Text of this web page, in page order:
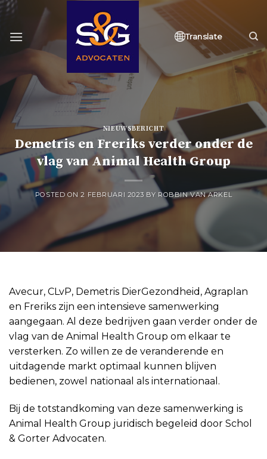
Skip
content
Translate
NIEUWSBERICHT
Demetris en Freriks verder onder de
vlag van Animal Health Group
POSTED ON2 FEBRUARI 2023 BY ROBBIN VAN ARKEL
Avecur, CLvP, Demetris DierGezondheid, Agraplan
en Freriks zijn een intensieve samenwerking
aangegaan. Al deze bedrijven gaan verder onder de
vlag van de Animal Health Group om elkaar te
versterken. Zo willen ze de veranderende en
uitdagende markt optimaal kunnen blijven
bedienen, zowel nationaal als internationaal.
Bij de totstandkoming van deze samenwerking is
Animal Health Group juridisch begeleid door Schol
& Gorter Advocaten.